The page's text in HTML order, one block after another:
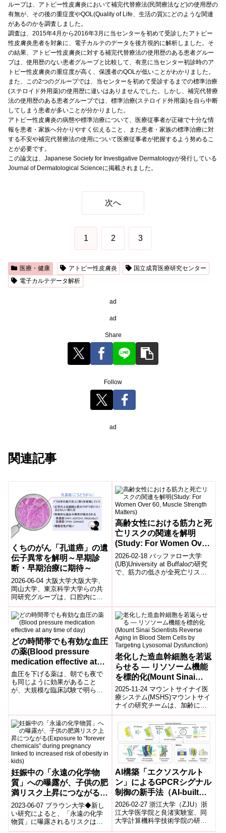
ループは、アトピー性皮膚炎において補完代替療法(民間療法など)の使用歴の
有無が、その後の重症度やQOL(Quality of Life、生活の質)にどのような関連
があるのかを調査しました。
調査は、2015年4月から2016年3月に当センターを初めて受診したアトピー
性皮膚炎患者を対象に、電子カルテのデータを後方視的に解析しました。そ
の結果、アトピー性皮膚炎に対する補完代替療法の使用歴のある患者グルー
プは、使用歴のない患者グループと比較して、有意に当センター初診時のア
トピー性皮膚炎の重症度が高く、保護者のQOLが低いことがわかりました。
また、この2つのグループでは、当センターを初めて受診するまでの標準治療
(ステロイド外用薬)の使用歴に違いはありませんでした。しかし、補完代替療
法の使用歴のある患者グループでは、標準治療(ステロイド外用薬)を自ら中断
してしまう患者が多いことが分かりました。
アトピー性皮膚炎の病態や標準治療について、医療従事者が正確で十分な情
報を患者・家族へ分かりやすく伝えること、また患者・家族の標準治療に対
する不安や補完代替療法の使用について医療従事者が把握するよう努めるこ
とが必要です。
この論文は、Japanese Society for Investigative Dermatologyが発行している
Journal of Dermatological Scienceに掲載されました。
次へ
1 2 3
医療・健康 アトピー性皮膚炎
国立成育医療研究センター
電子カルテデータ解析
ad
ad
Share
Follow
ad
関連記事
くちのがん「孔道癌」の遺
伝子異常を解明～早期診
断・早期治療に期待～
2026-06-04 大阪大学大阪大学、
岡山大学、東京科学大学らの共
同研究グループは、口腔内に発
生する極めてまれな扁平上皮癌
の特殊亜型「孔道癌
（Carcinom...
高齢女性における筋力と死
亡リスクの関連を解明
(Study: For Women Over
60, Muscle Strength
Matters)
2026-02-18 バッファロー大学
(UB)University at Buffaloの研究
で、筋力の低さが全死亡リスク
どの時間帯でも有効な血圧
の薬(Blood pressure
medication effective at
any time of day)
血圧を下げる薬は、朝でも夜で
も同じように効果があること
が、大規模な臨床試験で明らか
老化した造血幹細胞を若返
らせる ― リソソーム機能
を標的化(Mount Sinai
Scientists Reverse Aging
in Blood Stem Cells by
Targeting Lysosomal
Dysfunction)
2025-11-24 マウントサイナイ医
療システム(MSHS)マウントサイ
ナイの研究チームは、加齢によ
って機能低下した造血幹細胞
(HSC)の“老化を実質的に巻き...
妊娠中の「永遠の化学物
質」への曝露が、子供の肥
満リスク上昇につながる
(Exposure to “forever
chemicals” during
pregnancy linked to
2023-06-07 ブラウン大学◆新し
い研究によると、「永遠の化学
物質」に曝露されるリスクは、
出産前にも存在し、子供たちの
AI構築「エクソスケルト
ン」によるGPCRシグナル
制御の新手法（AI-built
“exoskeletons” offer a
new way to steer GPCR
signaling）
2026-02-27 浙江大学（ZJU）浙
江大学医学院と良渚実験室、同
大学計算機科学技術学院の研究